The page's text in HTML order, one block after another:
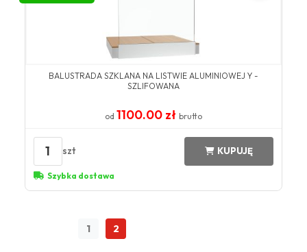
BALUSTRADA SZKLANA NA LISTWIE ALUMINIOWEJ Y -
SZLIFOWANA
od 1100.00 zł brutto
1 szt KUPUJĘ
Szybka dostawa
1 2